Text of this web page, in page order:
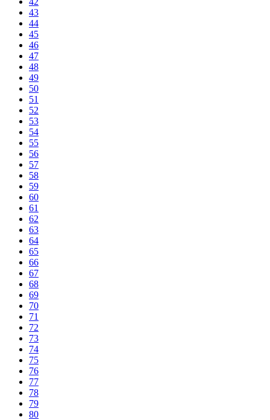
43
44
45
46
47
48
49
50
51
52
53
54
55
56
57
58
59
60
61
62
63
64
65
66
67
68
69
70
71
72
73
74
75
76
77
78
79
80